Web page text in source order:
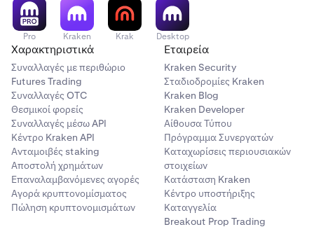
Pro Kraken Krak Desktop
Χαρακτηριστικά
Συναλλαγές με περιθώριο
Futures Trading
Συναλλαγές OTC
Θεσμικοί φορείς
Συναλλαγές μέσω API
Κέντρο Kraken API
Ανταμοιβές staking
Αποστολή χρημάτων
Επαναλαμβανόμενες αγορές
Αγορά κρυπτονομίσματος
Πώληση κρυπτονομισμάτων
Εταιρεία
Kraken Security
Σταδιοδρομίες Kraken
Kraken Blog
Kraken Developer
Αίθουσα Τύπου
Πρόγραμμα Συνεργατών
Καταχωρίσεις περιουσιακών
στοιχείων
Κατάσταση Kraken
Κέντρο υποστήριξης
Καταγγελία
Breakout Prop Trading